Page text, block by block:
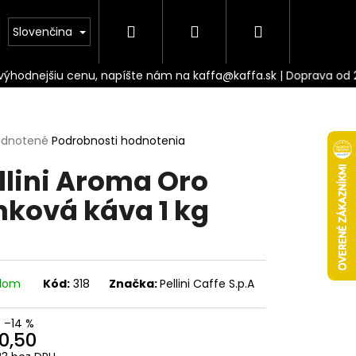
Doprava
Slovenčina Hľadať PrihlásenieNákupný
košík
Podrobnosti hodnotenia
Aroma Oro
káva 1 kg
Kód: 318 Značka:Pellini Caffe S.p.A
–14 %